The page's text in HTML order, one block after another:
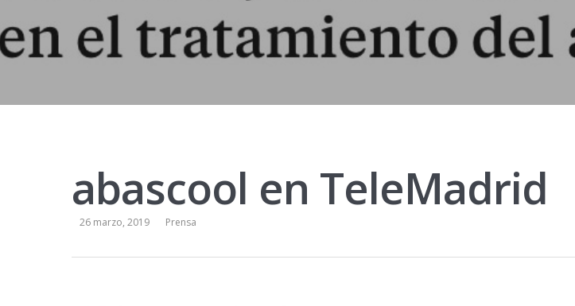
abascool en TeleMadrid
26 marzo, 2019 Prensa